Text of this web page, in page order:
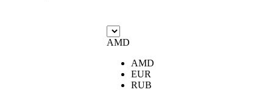
AMD
AMD
EUR
RUB